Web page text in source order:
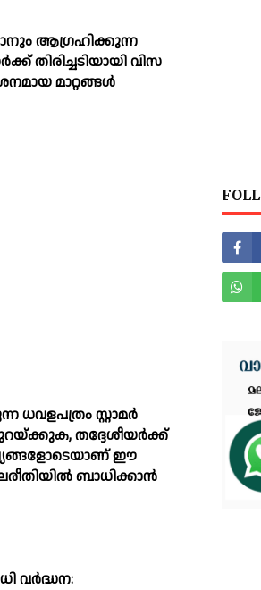
ആഗ്രഹിക്കുന്ന
തിരിച്ചടിയായി വിസ
മാറ്റങ്ങള്‍
ധവളപത്രം സ്റ്റാമര്‍
തദ്ദേശീയര്‍ക്ക്
ഈ
ബാധിക്കാന്‍
വര്‍ദ്ധന: